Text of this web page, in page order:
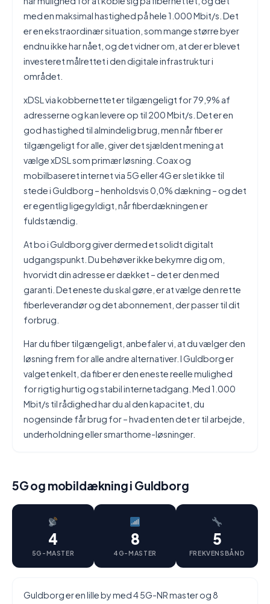
med en maksimal hastighed på hele 1.000 Mbit/s. Det
er en ekstraordinær situation, som mange større byer
endnu ikke har nået, og det vidner om, at der er blevet
investeret målrettet i den digitale infrastruktur i
området.
xDSL via kobbernettet er tilgængeligt for 79,9% af
adresserne og kan levere op til 200 Mbit/s. Det er en
god hastighed til almindelig brug, men når fiber er
tilgængeligt for alle, giver det sjældent mening at
vælge xDSL som primær løsning. Coax og
mobilbaseret internet via 5G eller 4G er slet ikke til
stede i Guldborg – henholdsvis 0,0% dækning – og det
er egentlig ligegyldigt, når fiberdækningen er
fuldstændig.
At bo i Guldborg giver dermed et solidt digitalt
udgangspunkt. Du behøver ikke bekymre dig om,
hvorvidt din adresse er dækket – det er den med
garanti. Det eneste du skal gøre, er at vælge den rette
fiberleverandør og det abonnement, der passer til dit
forbrug.
Har du fiber tilgængeligt, anbefaler vi, at du vælger den
løsning frem for alle andre alternativer. I Guldborg er
valget enkelt, da fiber er den eneste reelle mulighed
for rigtig hurtig og stabil internetadgang. Med 1.000
Mbit/s til rådighed har du al den kapacitet, du
nogensinde får brug for – hvad enten det er til arbejde,
underholdning eller smarthome-løsninger.
5G og mobildækning i Guldborg
4
5G-MASTER
8
4G-MASTER
5
FREKVENSBÅND
Guldborg er en lille by med 4 5G-NR master og 8